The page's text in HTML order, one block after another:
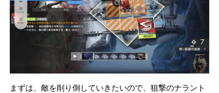
まずは、敵を削り倒していきたいので、狙撃のナラント